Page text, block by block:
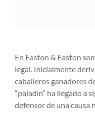
En Easton & Easton
legal. Inicialmente
caballeros ganadores
“paladín” ha llegado a
defensor de una causa